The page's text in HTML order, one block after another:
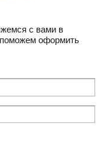
с вами в
оформить